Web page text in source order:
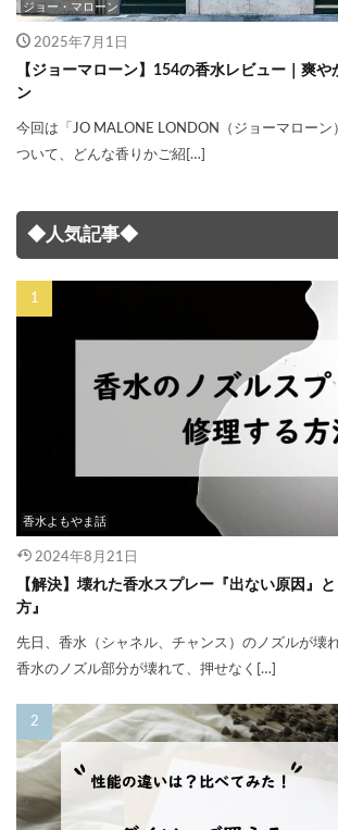
ジョー・マローン
2025年7月1日
【ジョーマローン】154の香水レビュー｜爽や
ン
今回は「JO MALONE LONDON（ジョーマロー
ついて、どんな香りかご紹[…]
◆人気記事◆
香水よもやま話
2024年8月21日
【解決】壊れた香水スプレー『出ない原因』
方』
先日、香水（シャネル、チャンス）のノズルが壊
香水のノズル部分が壊れて、押せなく[…]